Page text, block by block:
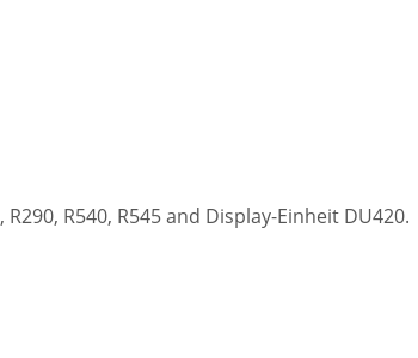
R290, R540, R545 and Display-Einheit DU420.